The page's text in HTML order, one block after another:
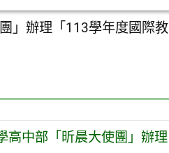
」辦理「113學年度國際
高中部「昕晨大使團」辦